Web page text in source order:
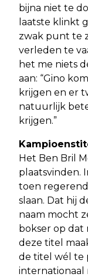
bijna niet te
laatste klinkt
zwak punt te
verleden te
het me niets
aan: “Gino
krijgen en er
natuurlijk
krijgen.”
Het Ben Bril
plaatsvinden.
toen
slaan. Dat hij
naam mocht
bokser op dat
deze titel
de titel wél te
internationaal